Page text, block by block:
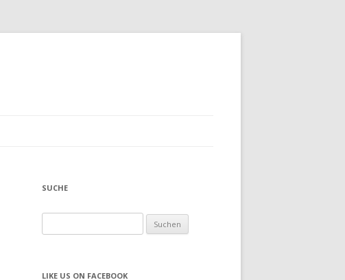
SUCHE
nach:
LIKE US ON FACEBOOK